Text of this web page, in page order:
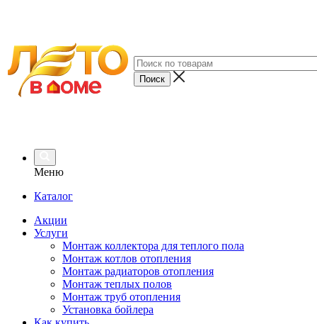
Меню
Каталог
Акции
Услуги
Монтаж коллектора для теплого пола
Монтаж котлов отопления
Монтаж радиаторов отопления
Монтаж теплых полов
Монтаж труб отопления
Установка бойлера